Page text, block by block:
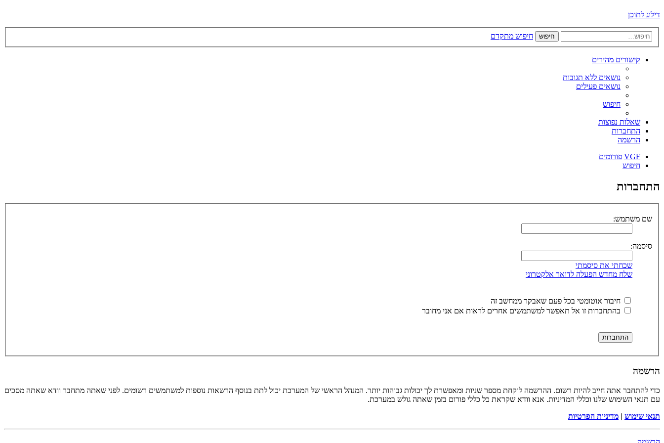
דילוג לתוכן
חיפוש חיפוש מתקדם
קישורים מהירים
נושאים ללא תגובות
נושאים פעילים
חיפוש
שאלות נפוצות
התחברות
הרשמה
VGF פורומים
חיפוש
התחברות
שם משתמש:
סיסמה:
שכחתי את סיסמתי
שלח מחדש הפעלה לדואר אלקטרוני
חיבור אוטומטי בכל פעם שאבקר ממחשב זה
בהתחברות זו אל תאפשר למשתמשים אחרים לראות אם אני מחובר
הרשמה
כדי להתחבר אתה חייב להיות רשום. ההרשמה לוקחת מספר שניות ומאפשרת לך יכולות גבוהות יותר. המנהל הראשי של המערכת יכול לתת בנוסף הרשאות נוספות למשתמשים רשומים. לפני שאתה מתחבר וודא שאתה מסכים
עם תנאי השימוש שלנו וכללי המדיניות. אנא וודא שקראת כל כללי פורום בזמן שאתה גולש במערכת.
תנאי שימוש | מדיניות הפרטיות